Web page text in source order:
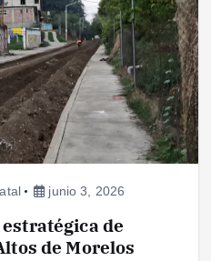
junio 3, 2026
de
de Morelos